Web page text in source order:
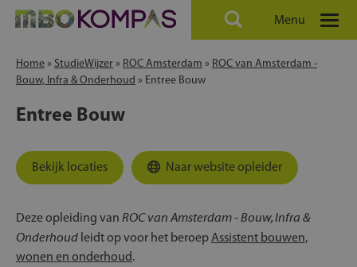
Menu
Home » StudieWijzer » ROC Amsterdam » ROC van Amsterdam -
Bouw, Infra & Onderhoud » Entree Bouw
Entree Bouw
Bekijk locaties Naar website opleider
Deze opleiding van ROC van Amsterdam - Bouw, Infra &
Onderhoud leidt op voor het beroepAssistent bouwen,
wonen en onderhoud.